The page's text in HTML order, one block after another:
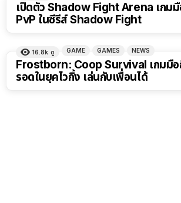
เปิดตัว Shadow Fight Arena เกม
PvP ในซีรีส์ Shadow Fight
16.8k ดู GAME GAMES NEWS
Frostborn: Coop Survival เกมมือ
รอดในยุคไวกิ้ง เล่นกับเพื่อนได้